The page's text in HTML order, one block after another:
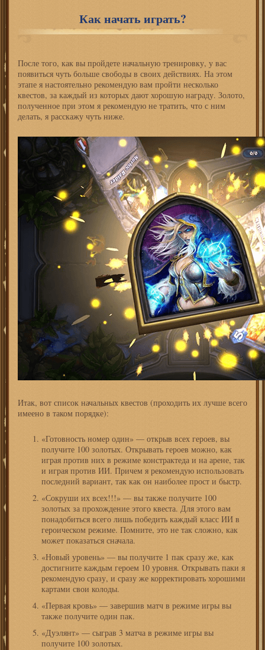
Как начать играть?
После того, как вы пройдете начальную тренировку, у вас
появиться чуть больше свободы в своих действиях. На этом
этапе я настоятельно рекомендую вам пройти несколько
квестов, за каждый из которых дают хорошую награду. Золото,
полученное при этом я рекомендую не тратить, что с ним
делать, я расскажу чуть ниже.
Итак, вот список начальных квестов (проходить их лучше всего
имеено в таком порядке):
«Готовность номер один» — открыв всех героев, вы
получите 100 золотых. Открывать героев можно, как
играя против них в режиме констрактеда и на арене, так
и играя против ИИ. Причем я рекомендую использовать
последний вариант, так как он наиболее прост и быстр.
«Сокруши их всех!!!» — вы также получите 100
золотых за прохождение этого квеста. Для этого вам
понадобиться всего лишь победить каждый класс ИИ в
героическом режиме. Помните, это не так сложно, как
может показаться сначала.
«Новый уровень» — вы получите 1 пак сразу же, как
достигните каждым героем 10 уровня. Открывать паки я
рекомендую сразу, и сразу же корректировать хорошими
картами свои колоды.
«Первая кровь» — завершив матч в режиме игры вы
также получите один пак.
«Дуэлянт» — сыграв 3 матча в режиме игры вы
получите 100 золотых.